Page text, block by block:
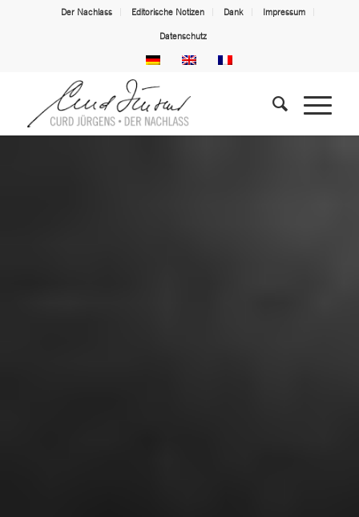
Der Nachlass Editorische Notizen Dank Impressum
Datenschutz